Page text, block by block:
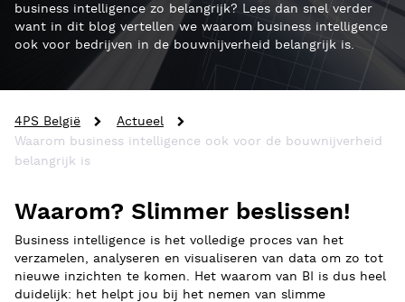
business intelligence zo belangrijk? Lees dan snel verder
want in dit blog vertellen we waarom business intelligence
ook voor bedrijven in de bouwnijverheid belangrijk is.
4PS België
Actueel
Waarom business intelligence ook voor de bouwnijverheid
belangrijk is
Waarom? Slimmer beslissen!
Business intelligence is het volledige proces van het
verzamelen, analyseren en visualiseren van data om zo tot
nieuwe inzichten te komen. Het waarom van BI is dus heel
duidelijk: het helpt jou bij het nemen van slimme